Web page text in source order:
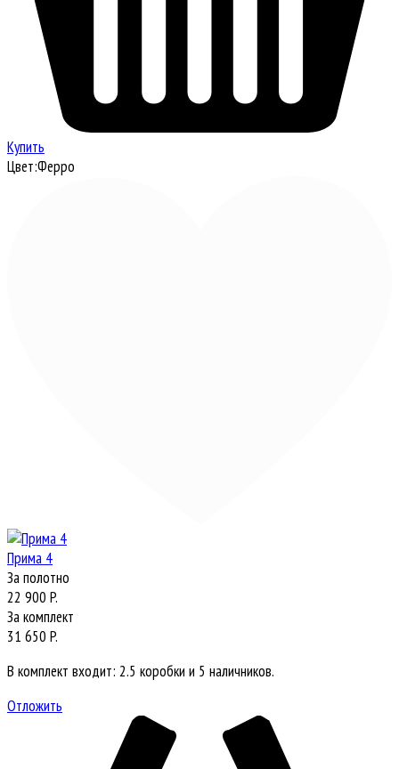
Купить
Цвет:Ферро
Прима 4
За полотно
22 900 P.
За комплект
31 650 P.
В комплект входит: 2.5 коробки и 5 наличников.
Отложить